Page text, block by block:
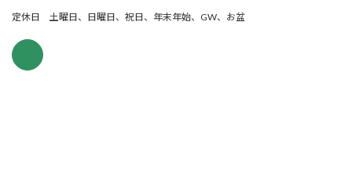
定休日 土曜日、日曜日、祝日、年末年始、GW、お盆